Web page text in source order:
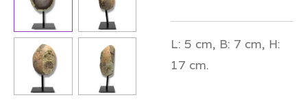
L: 5 cm, B: 7 cm, H:
17 cm.